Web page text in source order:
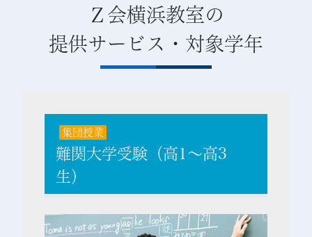
Ｚ会横浜教室の
提供サービス・対象学年
集団授業
難関大学受験（高1～高3
生）